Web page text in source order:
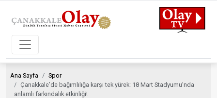
Ana Sayfa
Spor
Çanakkale’de bağımlılığa karşı tek yürek: 18 Mart Stadyumu’nda
anlamlı farkındalık etkinliği!